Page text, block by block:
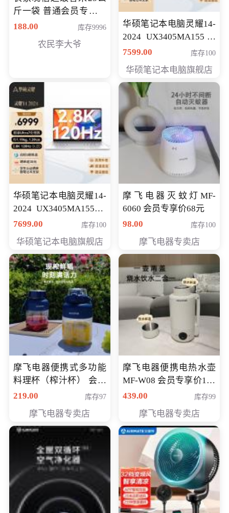
斤一袋 普通会员专享价
格178元
188.00 库存9996
农民李大爷
华硕笔记本电脑灵耀14-
2024 UX3405MA155冰
川银 oled 智慧轻薄本 会
7599.00 库存100
华硕笔记本电脑旗舰店
华硕笔记本电脑灵耀14-
2024 UX3405MA155夜
空蓝 oled 智慧轻薄本 会
7699.00 库存100
华硕笔记本电脑旗舰店
摩飞电器灭蚊灯MF-
6060 会员专享价68元
98.00
库存100
摩飞电器专卖店
摩飞电器便携式多功能
料理杯（榨汁杯） 会员
专享价118元
219.00 库存97
摩飞电器专卖店
摩飞电器便携电热水壶
MF-W08 会员专享价198
元
439.00 库存99
摩飞电器专卖店